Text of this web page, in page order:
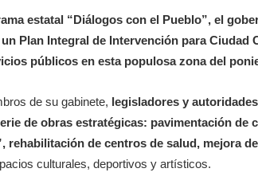
estatal “Diálogos con el Pueblo”, el
Plan Integral de Intervención para Ciudad
públicos en esta populosa zona del
de su gabinete, legisladores y
de obras estratégicas: pavimentación de
rehabilitación de centros de salud, mejora
culturales, deportivos y artísticos.